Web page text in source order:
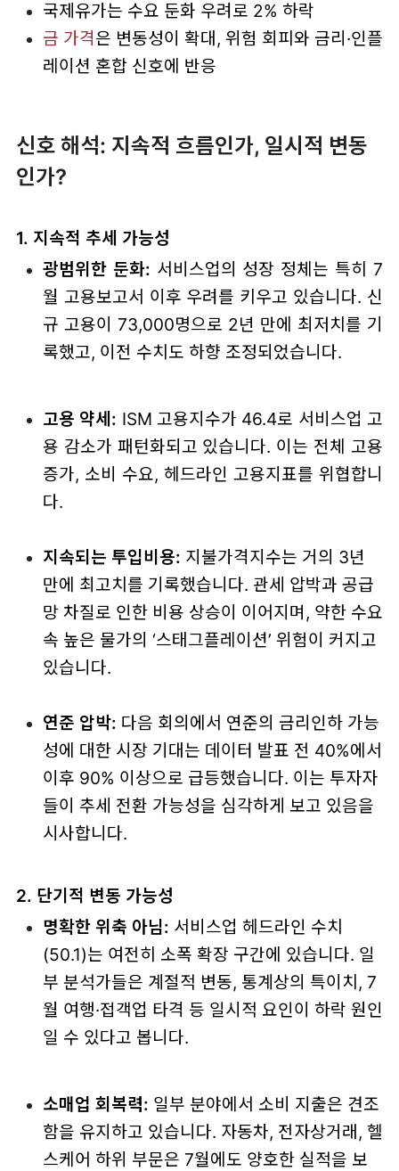
국제유가는 수요 둔화 우려로 2% 하락
금 가격은 변동성이 확대, 위험 회피와 금리·인플
레이션 혼합 신호에 반응
신호 해석: 지속적 흐름인가, 일시적 변동
인가?
1. 지속적 추세 가능성
광범위한 둔화: 서비스업의 성장 정체는 특히 7
월 고용보고서 이후 우려를 키우고 있습니다. 신
규 고용이 73,000명으로 2년 만에 최저치를 기
록했고, 이전 수치도 하향 조정되었습니다.
고용 약세: ISM 고용지수가 46.4로 서비스업 고
용 감소가 패턴화되고 있습니다. 이는 전체 고용
증가, 소비 수요, 헤드라인 고용지표를 위협합니
다.
지속되는 투입비용: 지불가격지수는 거의 3년
만에 최고치를 기록했습니다. 관세 압박과 공급
망 차질로 인한 비용 상승이 이어지며, 약한 수요
속 높은 물가의 ‘스태그플레이션’ 위험이 커지고
있습니다.
연준 압박: 다음 회의에서 연준의 금리인하 가능
성에 대한 시장 기대는 데이터 발표 전 40%에서
이후 90% 이상으로 급등했습니다. 이는 투자자
들이 추세 전환 가능성을 심각하게 보고 있음을
시사합니다.
2. 단기적 변동 가능성
명확한 위축 아님: 서비스업 헤드라인 수치
(50.1)는 여전히 소폭 확장 구간에 있습니다. 일
부 분석가들은 계절적 변동, 통계상의 특이치, 7
월 여행·접객업 타격 등 일시적 요인이 하락 원인
일 수 있다고 봅니다.
소매업 회복력: 일부 분야에서 소비 지출은 견조
함을 유지하고 있습니다. 자동차, 전자상거래, 헬
스케어 하위 부문은 7월에도 양호한 실적을 보